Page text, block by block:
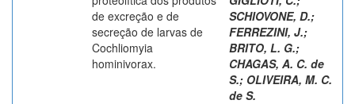
de excreção e de
secreção de larvas de
Cochliomyia
hominivorax.
SCHIOVONE, D.;
FERREZINI, J.;
BRITO, L. G.;
CHAGAS, A. C. de
S.; OLIVEIRA, M. C.
de S.